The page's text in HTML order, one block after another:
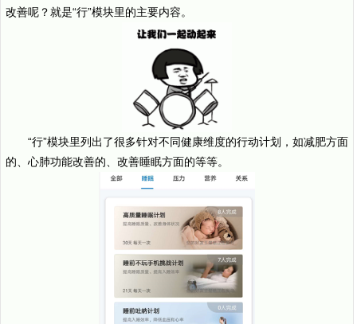
改善呢？就是“行”模块里的主要内容。
“行”模块里列出了很多针对不同健康维度的行动计划，如减肥方面
的、心肺功能改善的、改善睡眠方面的等等。